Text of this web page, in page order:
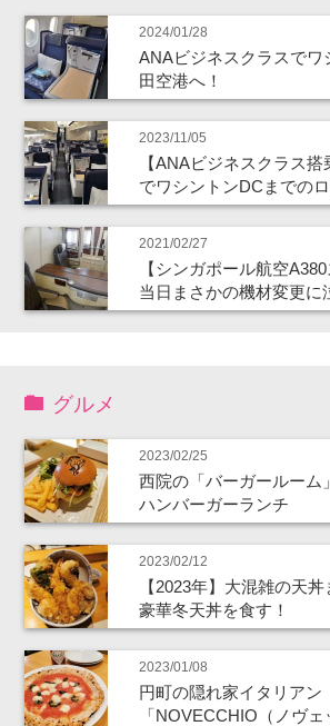
2024/01/28
ANAビジネスクラスでワ
田空港へ！
2023/11/05
【ANAビジネスクラス
でワシントンDCまでの
2021/02/27
【シンガポール航空
当日まさかの機材変更に
グルメ
2023/02/25
西院の「バーガールーム
ハンバーガーランチ
2023/02/12
【2023年】大混雑の天
豪華冬天丼を食す！
2023/01/08
円町の隠れ家イタリアン
「NOVECCHIO（ノヴ